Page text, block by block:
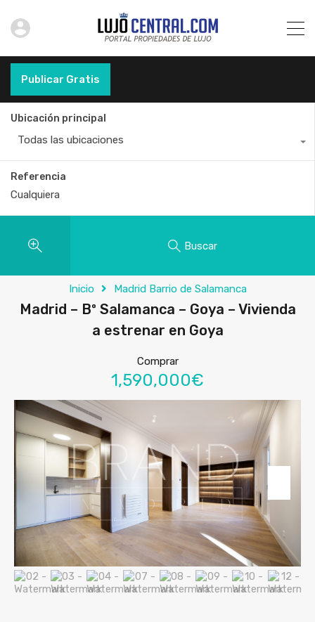
Publicar Gratis
Ubicación principal
Todas las ubicaciones
Referencia
Buscar
Inicio Madrid Barrio de Salamanca
Madrid – Bº Salamanca – Goya – Vivienda
a estrenar en Goya
Comprar
1,590,000€